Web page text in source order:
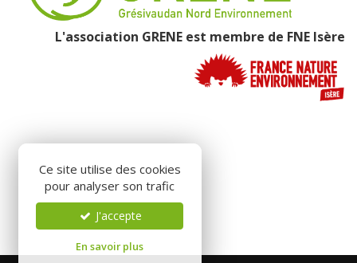
L'association GRENE est membre de FNE Isère
Ce site utilise des cookies
pour analyser son trafic
J'accepte
En savoir plus